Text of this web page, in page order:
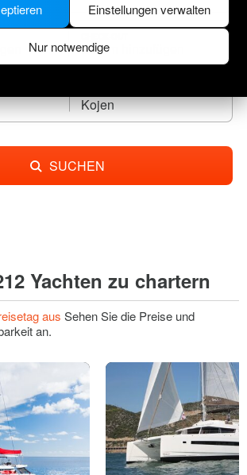
Kojen
SUCHEN
Yachten zu chartern
aus Sehen Sie die Preise und
an.
Einstellungen verwalten
Nur notwendige